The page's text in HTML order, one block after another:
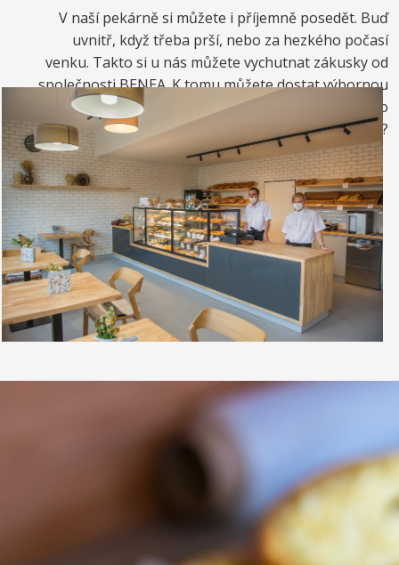
V naší pekárně si můžete i příjemně posedět. Buď
uvnitř, když třeba prší, nebo za hezkého počasí
venku. Takto si u nás můžete vychutnat zákusky od
společnosti BENEA. K tomu můžete dostat výbornou
kávou. Nebo si raději dáte zrmzlinový pohár nebo
vynikající točenou zmrzlinu?